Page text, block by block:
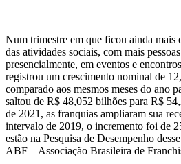
Num trimestre em que ficou ainda mais
das atividades sociais, com mais
presencialmente, em eventos e
registrou um crescimento nominal de
comparado aos mesmos meses do ano
saltou de R$ 48,052 bilhões para R$
de 2021, as franquias ampliaram sua
intervalo de 2019, o incremento foi de
estão na Pesquisa de Desempenho
ABF – Associação Brasileira de